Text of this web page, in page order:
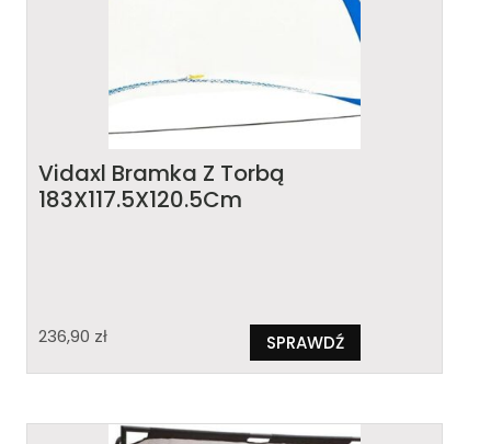
Vidaxl Bramka Z Torbą
183X117.5X120.5Cm
236,90 zł SPRAWDŹ